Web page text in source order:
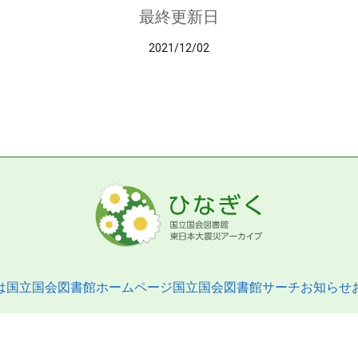
最終更新日
2021/12/02
国立国会図書館ホームページ国立国会図書館サーチお知らせ